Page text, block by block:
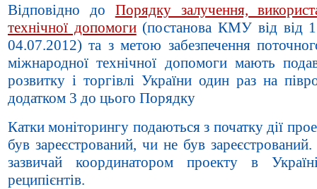
Відповідно до Порядку залучення,
технічної допомоги(постанова КМУ від від
04.07.2012) та з метою забезпечення
міжнародної технічної допомоги мають
розвитку і торгівлі України один раз на
додатком 3 до цього Порядку
Катки моніторингу подаються з початку дії
був зареєстрований, чи не був
зазвичай координатором проекту в
реципієнтів.